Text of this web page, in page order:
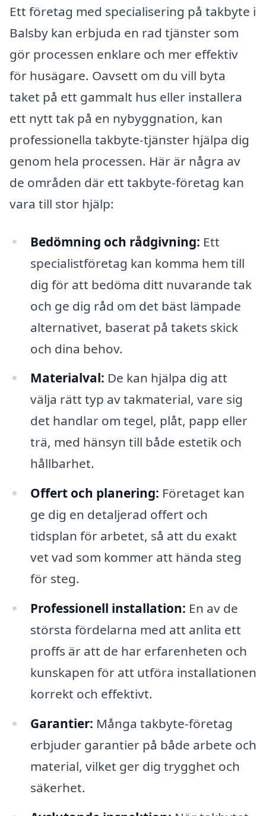
Ett företag med specialisering på takbyte i
Balsby kan erbjuda en rad tjänster som
gör processen enklare och mer effektiv
för husägare. Oavsett om du vill byta
taket på ett gammalt hus eller installera
ett nytt tak på en nybyggnation, kan
professionella takbyte-tjänster hjälpa dig
genom hela processen. Här är några av
de områden där ett takbyte-företag kan
vara till stor hjälp:
Bedömning och rådgivning: Ett
specialistföretag kan komma hem till
dig för att bedöma ditt nuvarande tak
och ge dig råd om det bäst lämpade
alternativet, baserat på takets skick
och dina behov.
Materialval: De kan hjälpa dig att
välja rätt typ av takmaterial, vare sig
det handlar om tegel, plåt, papp eller
trä, med hänsyn till både estetik och
hållbarhet.
Offert och planering: Företaget kan
ge dig en detaljerad offert och
tidsplan för arbetet, så att du exakt
vet vad som kommer att hända steg
för steg.
Professionell installation: En av de
största fördelarna med att anlita ett
proffs är att de har erfarenheten och
kunskapen för att utföra installationen
korrekt och effektivt.
Garantier: Många takbyte-företag
erbjuder garantier på både arbete och
material, vilket ger dig trygghet och
säkerhet.